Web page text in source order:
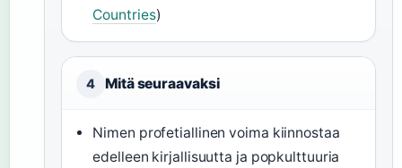
Countries)
4 Mitä seuraavaksi
Nimen profetiallinen voima kiinnostaa
edelleen kirjallisuutta ja popkulttuuria